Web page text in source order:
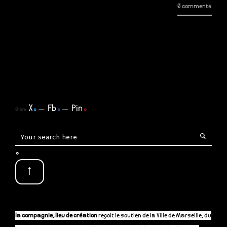
0 comments
Share X. Fb. Pin.
.
↑
la compagnie, lieu de créationreçoit le soutien de la Ville de Marseille, du